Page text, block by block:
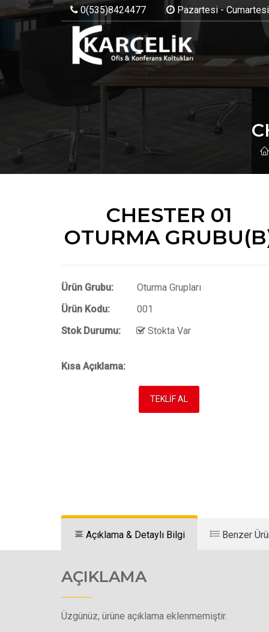
0(535)8424477 Pazartesi -
CHESTER 01
OTURMA
Ürün Grubu:
Oturma Grupları
Ürün Kodu:
001
Stok Durumu:
Stokta Var
Kısa Açıklama:
TEKLİF AL
Açıklama & Detaylı Bilgi Benzer
AÇIKLAMA
Üzgünüz, ürüne açıklama eklenmemiştir.